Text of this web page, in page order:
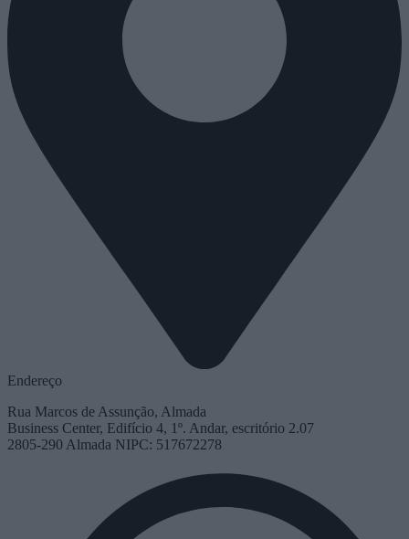
Endereço
Rua Marcos de Assunção, Almada
Business Center, Edifício 4, 1º. Andar, escritório 2.07
2805-290 Almada NIPC: 517672278